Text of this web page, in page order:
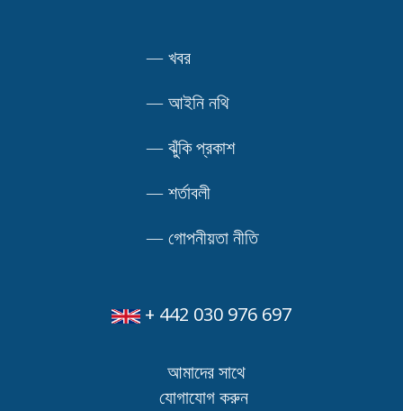
—খবর
—আইনি নথি
—ঝুঁকি প্রকাশ
—শর্তাবলী
—গোপনীয়তা নীতি
+ 442 030 976 697
আমাদের সাথে
যোগাযোগ করুন